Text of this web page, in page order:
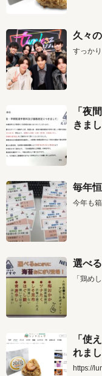
久々
すっか
「夜
きまし
毎年
今年も
選べ
「鶏め
「使
れま
https://